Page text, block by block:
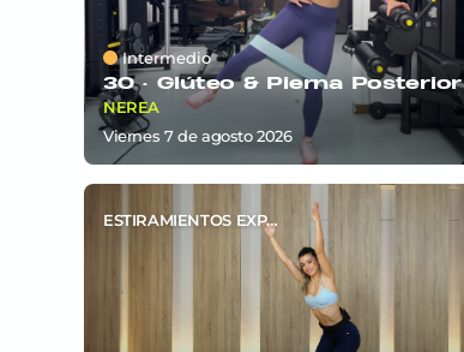
Intermedio
30 · Glúteo & Pierna Posterior
NEREA
viernes 7deagosto 2026
ESTIRAMIENTOS EXPRÉS